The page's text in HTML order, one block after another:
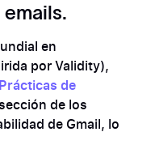
en
por Validity),
de
de los
de Gmail, lo